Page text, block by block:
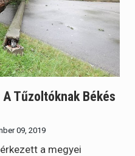
Tűzoltóknak Békés
09, 2019
a megyei